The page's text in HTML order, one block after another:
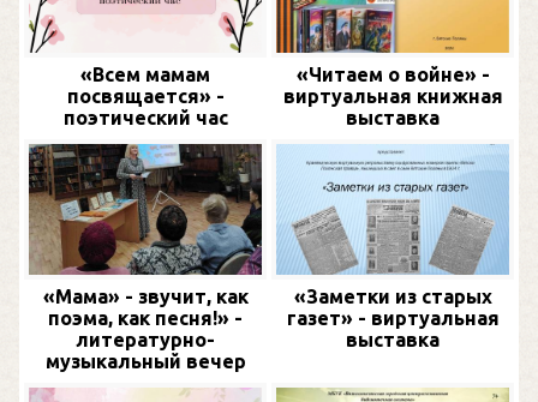
«Всем мамам
посвящается» -
поэтический час
«Читаем о войне» -
виртуальная книжная
выставка
«Мама» - звучит, как
поэма, как песня!» -
литературно-
музыкальный вечер
«Заметки из старых
газет» - виртуальная
выставка